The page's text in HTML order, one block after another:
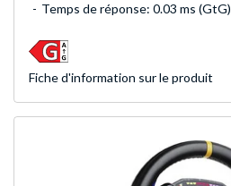
Temps de réponse: 0.03 ms (GtG)
Fiche d'infor­mation sur le produit